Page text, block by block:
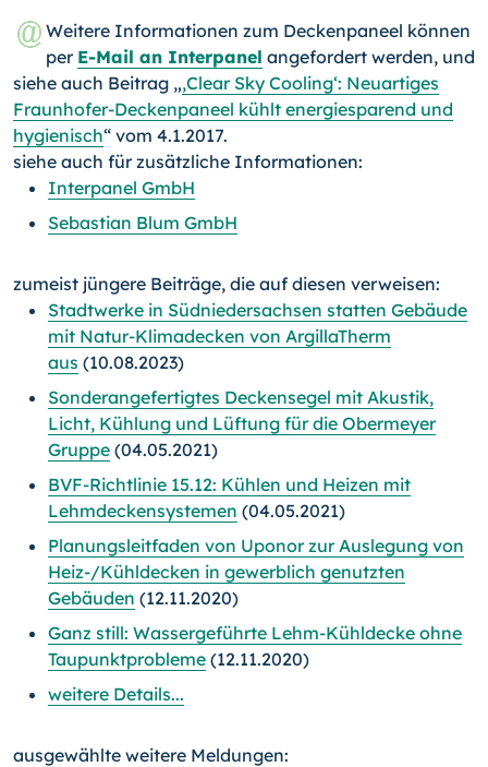
Weitere Informationen zum Deckenpaneel können
per E-Mail an Interpanel angefordert werden, und
siehe auch Beitrag „,Clear Sky Cooling‘: Neuartiges
Fraunhofer-Deckenpaneel kühlt energiesparend und
hygienisch“ vom 4.1.2017.
siehe auch für zusätzliche Informationen:
Interpanel GmbH
Sebastian Blum GmbH
zumeist jüngere Beiträge, die auf diesen verweisen:
Stadtwerke in Südniedersachsen statten Gebäude
mit Natur-Klimadecken von ArgillaTherm
aus (10.08.2023)
Sonderangefertigtes Deckensegel mit Akustik,
Licht, Kühlung und Lüftung für die Obermeyer
Gruppe (04.05.2021)
BVF-Richtlinie 15.12: Kühlen und Heizen mit
Lehmdeckensystemen (04.05.2021)
Planungsleitfaden von Uponor zur Auslegung von
Heiz-/Kühl­decken in gewerblich genutzten
Gebäuden (12.11.2020)
Ganz still: Wassergeführte Lehm-Kühldecke ohne
Taupunktprobleme (12.11.2020)
weitere Details...
ausgewählte weitere Meldungen: